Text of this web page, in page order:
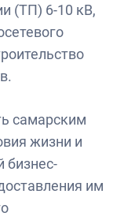
(ТП) 6-10 кВ,
самарским
жизни и
бизнес-
им